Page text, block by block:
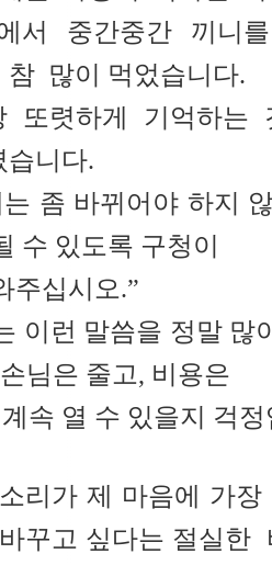
서 중간중간 끼니
많이 먹었습니다.
또렷하게 기억하는
습니다.
좀 바뀌어야 하지
수 있도록 구청이
주십시오.”
이런 말씀을 정말 많
님은 줄고, 비용은
속 열 수 있을지 걱정
리가 제 마음에 가
꾸고 싶다는 절실한